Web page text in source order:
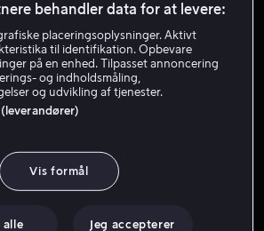
Instruktør
behandler data for at levere:
placeringsoplysninger. Aktivt
til identifikation. Opbevare
på en enhed. Tilpasset annoncering
og indholdsmåling,
og udvikling af tjenester.
Vis formål
alle Jeg accepterer